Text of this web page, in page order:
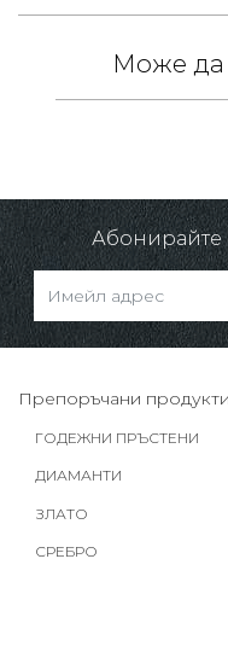
Може да
Абонирайте
Препоръчани продукти
ГОДЕЖНИ ПРЪСТЕНИ
ДИАМАНТИ
ЗЛАТО
СРЕБРО